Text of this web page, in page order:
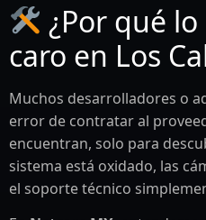
¿Por qué
caro en Los
Muchos desarrolladores o
error de contratar al
encuentran, solo para
sistema está oxidado, las
el soporte técnico